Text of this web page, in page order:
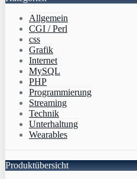
Allgemein
CGI / Perl
css
Grafik
Internet
MySQL
PHP
Programmierung
Streaming
Technik
Unterhaltung
Wearables
Produktübersicht